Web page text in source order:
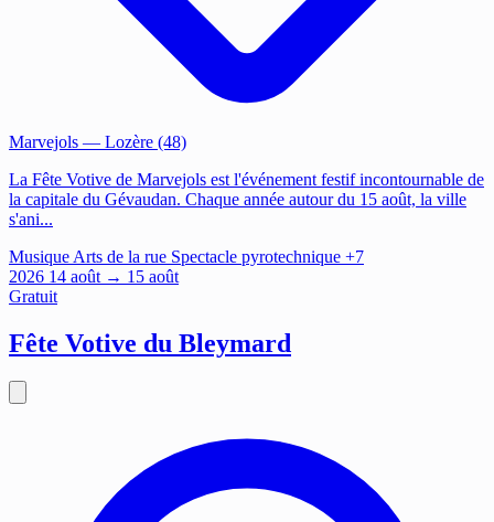
Marvejols — Lozère (48)
La Fête Votive de Marvejols est l'événement festif incontournable de
la capitale du Gévaudan. Chaque année autour du 15 août, la ville
s'ani...
Musique Arts de la rue Spectacle pyrotechnique +7
2026 14 août → 15 août
Gratuit
Fête Votive du Bleymard